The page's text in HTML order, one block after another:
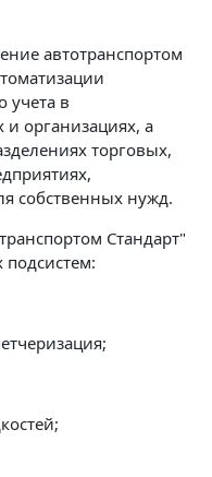
автотранспортом
учета в
и организациях, а
торговых,
собственных нужд.
Стандарт"